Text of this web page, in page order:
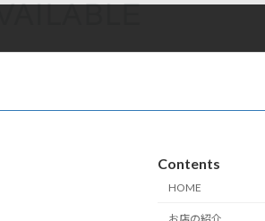
Contents
HOME